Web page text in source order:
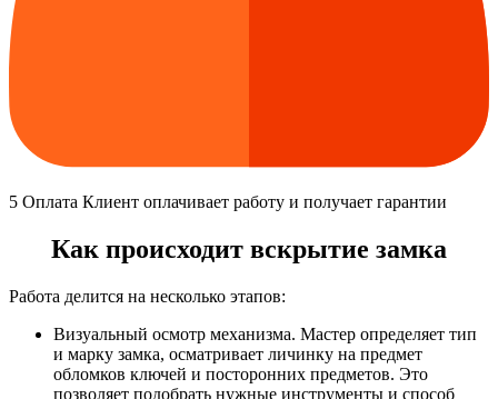
5 Оплата Клиент оплачивает работу и получает гарантии
Как происходит вскрытие замка
Работа делится на несколько этапов:
Визуальный осмотр механизма. Мастер определяет тип
и марку замка, осматривает личинку на предмет
обломков ключей и посторонних предметов. Это
позволяет подобрать нужные инструменты и способ